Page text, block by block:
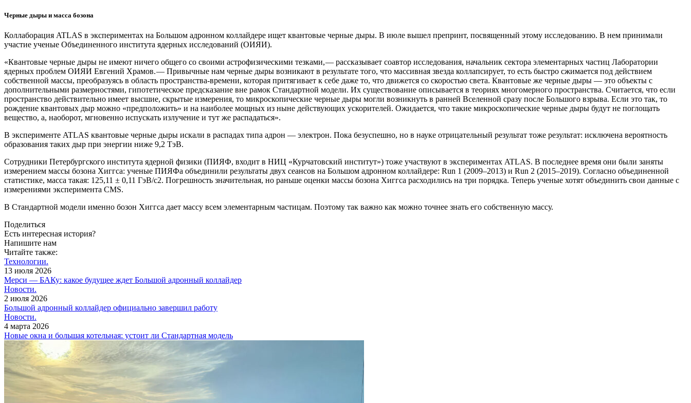
Черные дыры и масса бозона
Коллаборация ATLAS в экспериментах на Большом адронном коллайдере ищет квантовые черные дыры. В июле вышел препринт, посвященный этому исследованию. В нем принимали
участие ученые Объединенного института ядерных исследований (ОИЯИ).
«Квантовые черные дыры не имеют ничего общего со своими астрофизическими тезками, — ​рассказывает соавтор исследования, начальник сектора элементарных частиц Лаборатории
ядерных проблем ОИЯИ Евгений Храмов. — ​Привычные нам черные дыры возникают в результате того, что массивная звезда коллапсирует, то есть быстро сжимается под действием
собственной массы, преобразуясь в область пространства-времени, которая притягивает к себе даже то, что движется со скоростью света. Квантовые же черные дыры — ​это объекты с
дополнительными размерностями, гипотетическое предсказание вне рамок Стандартной модели. Их существование описывается в теориях многомерного пространства. Считается, что если
пространство действительно имеет высшие, скрытые измерения, то микроскопические черные дыры могли возникнуть в ранней Вселенной сразу после Большого взрыва. Если это так, то
рождение квантовых дыр можно «предположить» и на наиболее мощных из ныне действующих ускорителей. Ожидается, что такие микроскопические черные дыры будут не поглощать
вещество, а, наоборот, мгновенно испускать излучение и тут же распадаться».
В эксперименте ATLAS квантовые черные дыры искали в распадах типа адрон — ​электрон. Пока безуспешно, но в науке отрицательный результат тоже результат: исключена вероятность
образования таких дыр при энергии ниже 9,2 ТэВ.
Сотрудники Петербургского института ядерной физики (ПИЯФ, входит в НИЦ «Курчатовский институт») тоже участвуют в экспериментах ATLAS. В последнее время они были заняты
измерением массы бозона Хиггса: ученые ПИЯФа объединили результаты двух сеансов на Большом адронном коллайдере: Run 1 (2009–2013) и Run 2 (2015–2019). Согласно объединенной
статистике, масса такая: 125,11 ± 0,11 ГэВ/c2. Погрешность значительная, но раньше оценки массы бозона Хиггса расходились на три порядка. Теперь ученые хотят объединить свои данные с
измерениями эксперимента CMS.
В Стандартной модели именно бозон Хиггса дает массу всем элементарным частицам. Поэтому так важно как можно точнее знать его собственную массу.
Поделиться
Есть интересная история?
Напишите нам
Читайте также:
Технологии.
13 июля 2026
Мерси — БАКу: какое будущее ждет Большой адронный коллайдер
Новости.
2 июля 2026
Большой адронный коллайдер официально завершил работу
Новости.
4 марта 2026
Новые окна и большая котельная: устоит ли Стандартная модель